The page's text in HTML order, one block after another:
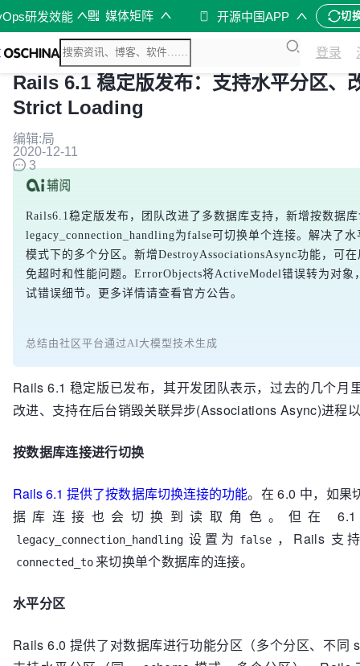
研发效能 媒体矩阵 开源中国APP 切
登录
Rails 6.1 稳定版发布：支持水平分区、
Strict Loading
编辑:局
2020-12-11
3
Rails6.1稳定版发布，团队改进了多数据库支持，新增按数据
legacy_connection_handling为false可切换单个连接。解决了
模式下的多个分区。新增DestroyAssociationsAsync功能，可
免超时和性能问题。ErrorObjects将ActiveModel错误转为对象
试错误细节。更多详情请查看官方公告。
总结由社区平台通过AI大模型技术生成
Rails 6.1 稳定版已发布，其开发团队表示，过去的几个月
改进、支持在后台销毁关联异步(Associations Async)进程
按数据库连接进行切换
Rails 6.1 提供了按数据库切换连接的功能。在 6.0 中，如果
据库连接也会切换到读取角色。但在
legacy_connection_handling 设置为 false ，Rails 支
connected_to 来切换单个数据库的连接。
水平分区
Rails 6.0 提供了对数据库进行功能分区（多个分区、不同